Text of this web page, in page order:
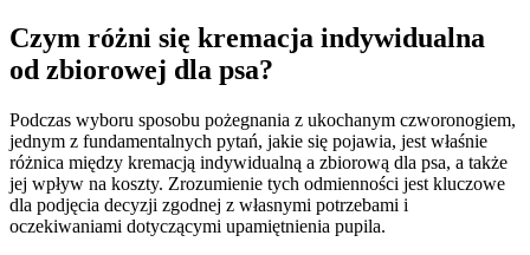
Czym różni się kremacja indywidualna
od zbiorowej dla psa?
Podczas wyboru sposobu pożegnania z ukochanym czworonogiem,
jednym z fundamentalnych pytań, jakie się pojawia, jest właśnie
różnica między kremacją indywidualną a zbiorową dla psa, a także
jej wpływ na koszty. Zrozumienie tych odmienności jest kluczowe
dla podjęcia decyzji zgodnej z własnymi potrzebami i
oczekiwaniami dotyczącymi upamiętnienia pupila.